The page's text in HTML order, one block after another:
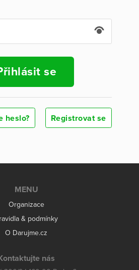
se
heslo? Registrovat se
MENU
Organizace
& podmínky
O Darujme.cz
nás